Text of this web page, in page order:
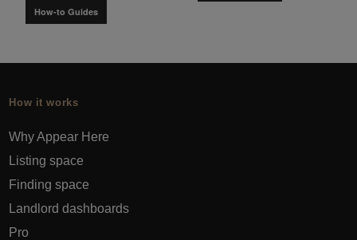
How-to Guides
How it works
Why Appear Here
Listing space
Finding space
Landlord dashboards
Pro